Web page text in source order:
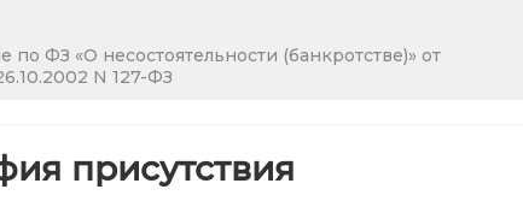
ФЗ «О несостоятельности (банкротстве)» от
N 127-ФЗ
присутствия